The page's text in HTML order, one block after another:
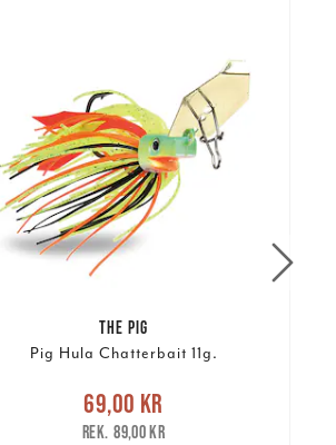
THE PIG
Pig Hula Chatterbait 11g.
pris :69,00 kr
pris: 89,00 kr
69,00 kr
89,00 kr